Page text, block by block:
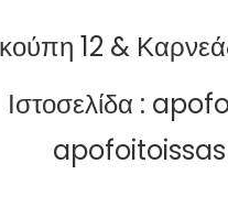
12 &
Ιστοσελίδα :